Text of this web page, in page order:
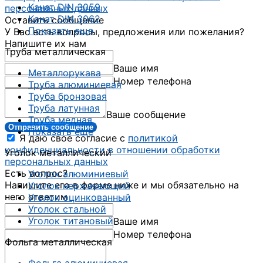
Канат DIN 3059
Канат DIN 3062
Показать еще
Труба металлическая
Металлорукава
Труба алюминиевая
Труба бронзовая
Труба латунная
Труба медная
Показать еще
Уголок металлический
Уголок алюминиевый
Уголок нержавеющий
Уголок оцинкованный
Уголок стальной
Уголок титановый
Фольга металлическая
персональных данных
Оставить сообщение
У Вас есть вопросы, предложения или пожелания?
Напишите их нам
Ваше имя
Номер телефона
Ваше сообщение
Отправить сообщение
Я даю свое согласие с политикой
конфиденциальности в отношении обработки
персональных данных
Есть вопрос?
Напишите его в форме ниже и мы обязательно на
него ответим
Ваше имя
Номер телефона